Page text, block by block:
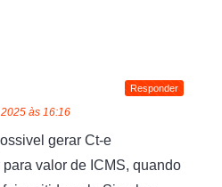
às 16:16
gerar Ct-e
valor de ICMS, quando
Responder